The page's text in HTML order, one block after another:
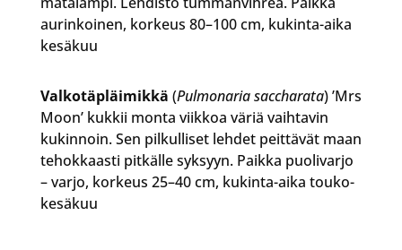
aurinkoinen, korkeus 80–100 cm, kukinta-aika
kesäkuu
Valkotäpläimikkä (Pulmonaria saccharata) ’Mrs
Moon’ kukkii monta viikkoa väriä vaihtavin
kukinnoin. Sen pilkulliset lehdet peittävät maan
tehokkaasti pitkälle syksyyn. Paikka puolivarjo
– varjo, korkeus 25–40 cm, kukinta-aika touko-
kesäkuu